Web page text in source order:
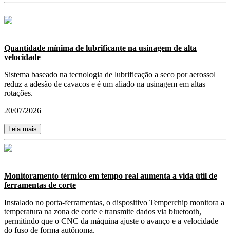
Quantidade mínima de lubrificante na usinagem de alta
velocidade
Sistema baseado na tecnologia de lubrificação a seco por aerossol
reduz a adesão de cavacos e é um aliado na usinagem em altas
rotações.
20/07/2026
Leia mais
Monitoramento térmico em tempo real aumenta a vida útil de
ferramentas de corte
Instalado no porta-ferramentas, o dispositivo Temperchip monitora a
temperatura na zona de corte e transmite dados via bluetooth,
permitindo que o CNC da máquina ajuste o avanço e a velocidade
do fuso de forma autônoma.